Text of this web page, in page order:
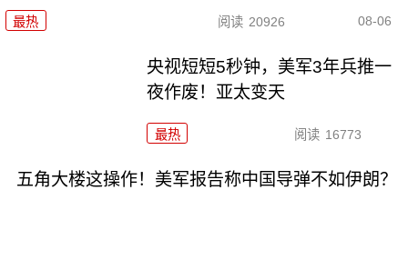
最热 阅读 20926 08-06
央视短短5秒钟，美军3年兵推一
夜作废！亚太变天
最热 阅读 16773
五角大楼这操作！美军报告称中国导弹不如伊朗？